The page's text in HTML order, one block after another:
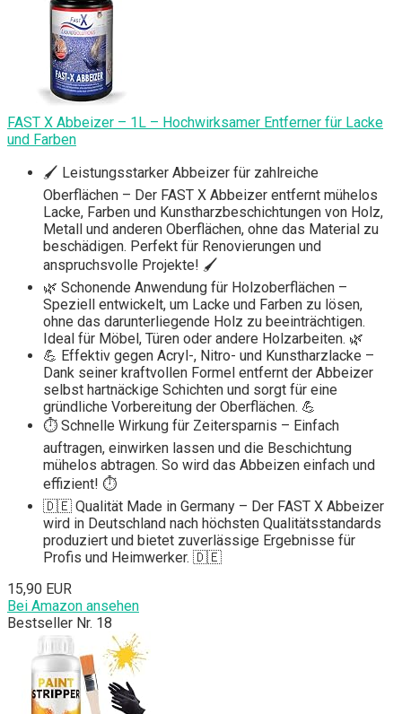
FAST X Abbeizer – 1L – Hochwirksamer Entferner für Lacke
und Farben
🖌️ Leistungsstarker Abbeizer für zahlreiche
Oberflächen – Der FAST X Abbeizer entfernt mühelos
Lacke, Farben und Kunstharzbeschichtungen von Holz,
Metall und anderen Oberflächen, ohne das Material zu
beschädigen. Perfekt für Renovierungen und
anspruchsvolle Projekte! 🖌️
🌿 Schonende Anwendung für Holzoberflächen –
Speziell entwickelt, um Lacke und Farben zu lösen,
ohne das darunterliegende Holz zu beeinträchtigen.
Ideal für Möbel, Türen oder andere Holzarbeiten. 🌿
💪 Effektiv gegen Acryl-, Nitro- und Kunstharzlacke –
Dank seiner kraftvollen Formel entfernt der Abbeizer
selbst hartnäckige Schichten und sorgt für eine
gründliche Vorbereitung der Oberflächen. 💪
⏱️ Schnelle Wirkung für Zeitersparnis – Einfach
auftragen, einwirken lassen und die Beschichtung
mühelos abtragen. So wird das Abbeizen einfach und
effizient! ⏱️
🇩🇪 Qualität Made in Germany – Der FAST X Abbeizer
wird in Deutschland nach höchsten Qualitätsstandards
produziert und bietet zuverlässige Ergebnisse für
Profis und Heimwerker. 🇩🇪
15,90 EUR
Bei Amazon ansehen
Bestseller Nr. 18